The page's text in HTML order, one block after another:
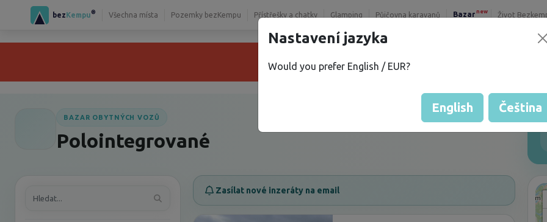
bezKempu® Všechna místa Pozemky bezKempu Přístřešky a chatky Glamping Půjčovna karavanů Bazar new Život
Nabídka neexistuje nebo už není aktivní.
BAZAR OBYTNÝCH VOZŮ
Polointegrované
Zasílat nové inzeráty na email
Nastavení jazyka
Would you prefer English / EUR?
English Čeština